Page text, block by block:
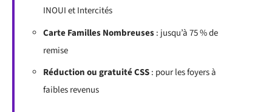
INOUI et Intercités
Carte Familles Nombreuses: jusqu’à 75 % de
remise
Réduction ou gratuité CSS: pour les foyers à
faibles revenus